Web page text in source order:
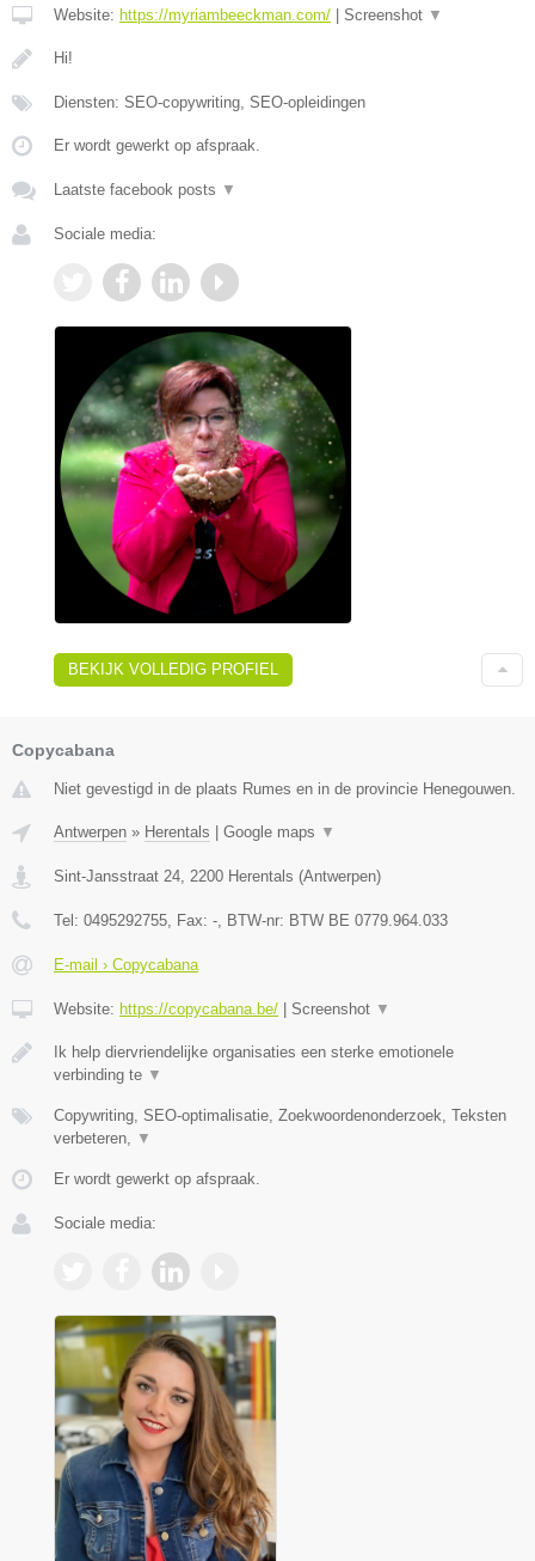
Website: https://myriambeeckman.com/ Screenshot ▼
Hi!
Diensten: SEO-copywriting, SEO-opleidingen
Er wordt gewerkt op afspraak.
Laatste facebook posts ▼
Sociale media:
BEKIJK VOLLEDIG PROFIEL
Copycabana
Niet gevestigd in de plaats Rumes en in de provincie Henegouwen.
Antwerpen » Herentals Google maps ▼
Sint-Jansstraat 24 2200 Herentals (Antwerpen)
Tel: 0495292755 , Fax: - , BTW-nr: BTW BE 0779.964.033
E-mail › Copycabana
Website: https://copycabana.be/ Screenshot ▼
Ik help diervriendelijke organisaties een sterke emotionele
verbinding te ▼
Copywriting, SEO-optimalisatie, Zoekwoordenonderzoek, Teksten
verbeteren,
▼
Er wordt gewerkt op afspraak.
Sociale media: